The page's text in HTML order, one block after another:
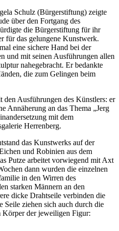
Schulz (Bürgerstiftung) zeigte
über den Fortgang des
die Bürgerstiftung für ihr
für das gelungene Kunstwerk.
eine sichere Hand bei der
und mit seinen Ausführungen allen
nahegebracht. Er bedankte
die zum Gelingen beim
den Ausführungen des Künstlers: er
Annäherung an das Thema „Jerg
mit dem
Herrenberg.
das Kunstwerks auf der
und Robinien aus dem
Putze arbeitet vorwiegend mit Axt
dann wurden die einzelnen
in den Wirren des
starken Männern an den
dicke Drahtseile verbinden die
Seile ziehen sich auch durch die
Körper der jeweiligen Figur: